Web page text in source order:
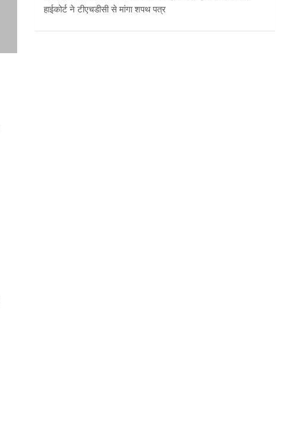
हाईकोर्ट ने टीएचडीसी से मांगा शपथ पत्र